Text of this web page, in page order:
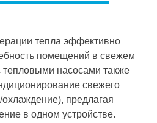
тепла эффективно
помещений в свежем
тепловыми насосами также
свежего
охлаждение), предлагая
в одном устройстве.